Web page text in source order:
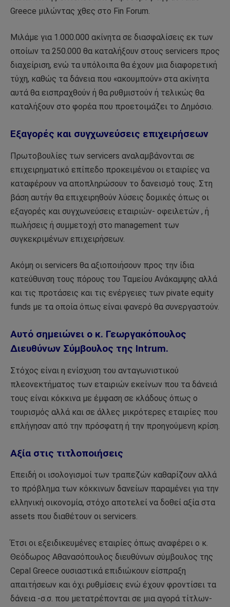
Greece μιλώντας χθες στο Fin Forum.
Mιλάμε για 1.000.000 ακίνητα σε διασφαλίσεις εκ των
οποίων τα 250.000 θα καταλήξουν στους servicers προς
διαχείριση, ενώ τα υπόλοιπα θα έχουν μια διαφορετική
τύχη, καθώς τα δάνεια που «ακουμπούν» στα ακίνητα
αυτά θα εισπραχθούν ή θα ρυθμιστούν ή τελικώς θα
καταλήξουν στο φορέα που προετοιμάζει το Δημόσιο.
Εξαγορές και συγχωνεύσεις επιχειρήσεων
Πρωτοβουλίες των servicers αναλαμβάνονται σε
επιχειρηματικό επίπεδο προκειμένου οι εταιρίες να
καταφέρουν να αποπληρώσουν το δανεισμό τους. Στη
βάση αυτήν θα επιχειρηθούν λύσεις δομικές όπως οι
εξαγορές και συγχωνεύσεις εταιριών- οφειλετών , ή
πωλήσεις ή συμμετοχή στο management των
συγκεκριμένων επιχειρήσεων.
Ακόμη οι servicers θα αξιοποιήσουν προς την ίδια
κατεύθυνση τους πόρους του Ταμείου Ανάκαμψης αλλά
και τις προτάσεις και τις ενέργειες των pivate equity
funds με τα οποία όπως είναι φανερό θα συνεργαστούν.
Αυτό σημειώνει ο κ. Γεωργακόπουλος
Διευθύνων Σύμβουλος της Intrum.
Στόχος είναι η ενίσχυση του ανταγωνιστικού
πλεονεκτήματος των εταιριών εκείνων που τα δάνειά
τους είναι κόκκινα με έμφαση σε κλάδους όπως ο
τουρισμός αλλά και σε άλλες μικρότερες εταιρίες που
επλήγησαν από την πρόσφατη ή την προηγούμενη κρίση.
Αξία στις τιτλοποιήσεις
Επειδή οι ισολογισμοί των τραπεζών καθαρίζουν αλλά
το πρόβλημα των κόκκινων δανείων παραμένει για την
ελληνική οικονομία, στόχο αποτελεί να δοθεί αξία στα
assets που διαθέτουν οι servicers.
Έτσι οι εξειδικευμένες εταιρίες όπως αναφέρει ο κ.
Θεόδωρος Αθανασόπουλος διευθύνων σύμβουλος της
Cepal Greece ουσιαστικά επιδιώκουν είσπραξη
απαιτήσεων και όχι ρυθμίσεις ενώ έχουν φροντίσει τα
δάνεια -σ.σ. που μετατρέπονται σε μια αγορά τίτλων-